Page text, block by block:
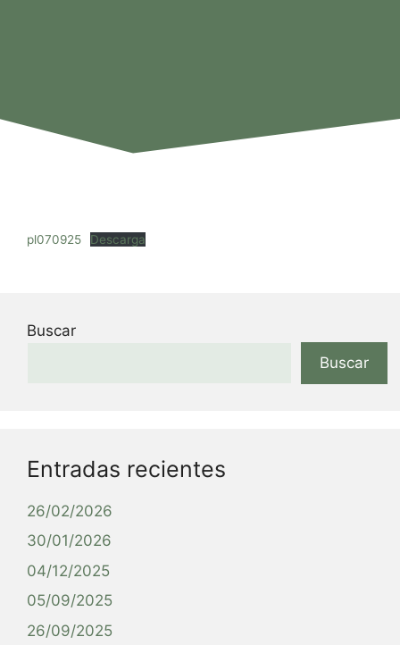
pl070925 Descarga
Buscar
Buscar
Entradas recientes
26/02/2026
30/01/2026
04/12/2025
05/09/2025
26/09/2025